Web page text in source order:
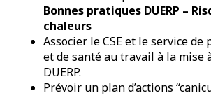
Bonnes pratiques DUERP –
chaleurs
Associer le CSE et le service de
et de santé au travail à la mise
DUERP.
Prévoir un plan d’actions